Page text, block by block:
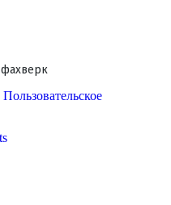
Пользовательское